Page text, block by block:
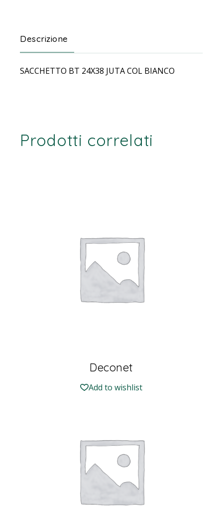
Descrizione
SACCHETTO BT 24X38 JUTA COL BIANCO
Prodotti correlati
Deconet
Add to wishlist